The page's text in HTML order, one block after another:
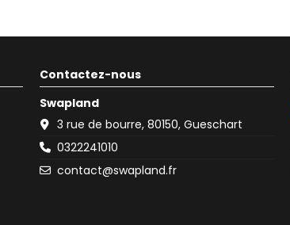
Contactez-nous
Swapland
3 rue de bourre, 80150, Gueschart
0322241010
contact@swapland.fr